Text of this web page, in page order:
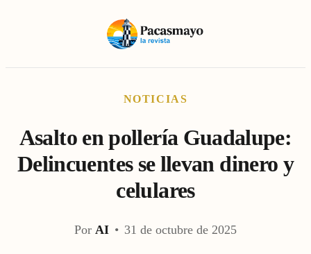
NOTICIAS
Asalto en pollería Guadalupe:
Delincuentes se llevan dinero y
celulares
Por AI • 31 de octubre de 2025